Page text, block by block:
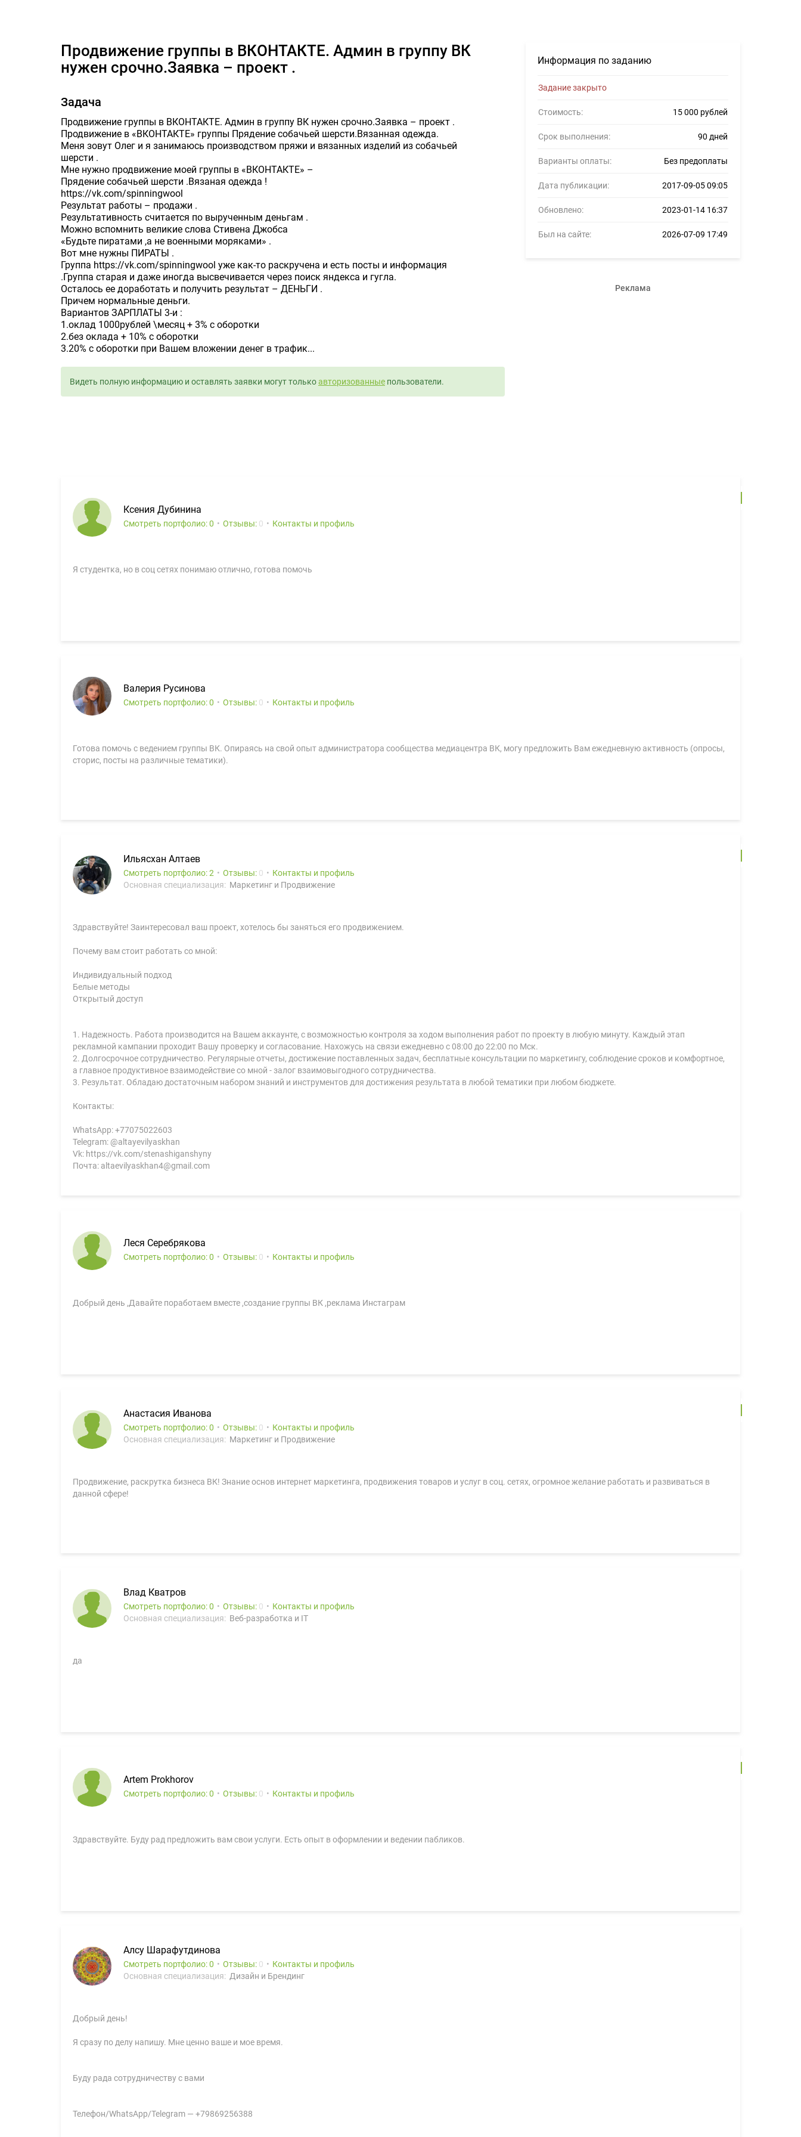
Информация по заданию
Задание закрыто
Стоимость: 15 000 рублей
Срок выполнения: 90 дней
Варианты оплаты: Без предоплаты
Дата публикации: 2017-09-05 09:05
Обновлено: 2023-01-14 16:37
Был на сайте: 2026-07-09 17:49
Реклама
Продвижение группы в ВКОНТАКТЕ. Админ в группу ВК
нужен срочно.Заявка – проект .
Задача
Продвижение группы в ВКОНТАКТЕ. Админ в группу ВК нужен срочно.Заявка – проект .
Продвижение в «ВКОНТАКТЕ» группы Прядение собачьей шерсти.Вязанная одежда.
Меня зовут Олег и я занимаюсь производством пряжи и вязанных изделий из собачьей
шерсти .
Мне нужно продвижение моей группы в «ВКОНТАКТЕ» –
Прядение собачьей шерсти .Вязаная одежда !
https://vk.com/spinningwool
Результат работы – продажи .
Результативность считается по вырученным деньгам .
Можно вспомнить великие слова Стивена Джобса
«Будьте пиратами ,а не военными моряками» .
Вот мне нужны ПИРАТЫ .
Группа https://vk.com/spinningwool уже как-то раскручена и есть посты и информация
.Группа старая и даже иногда высвечивается через поиск яндекса и гугла.
Осталось ее доработать и получить результат – ДЕНЬГИ .
Причем нормальные деньги.
Вариантов ЗАРПЛАТЫ 3-и :
1.оклад 1000рублей \месяц + 3% с оборотки
2.без оклада + 10% с оборотки
3.20% с оборотки при Вашем вложении денег в трафик...
Видеть полную информацию и оставлять заявки могут толькоавторизованные пользователи.
Ксения Дубинина
Смотреть портфолио: 0 Отзывы: 0 Контакты и профиль
Я студентка, но в соц сетях понимаю отлично, готова помочь
Валерия Русинова
Смотреть портфолио: 0 Отзывы: 0 Контакты и профиль
Готова помочь с ведением группы ВК. Опираясь на свой опыт администратора сообщества медиацентра ВК, могу предложить Вам ежедневную активность (опросы,
сторис, посты на различные тематики).
Ильясхан Алтаев
Смотреть портфолио: 2 Отзывы: 0
Контакты и профиль
Основная специализация: Маркетинг и Продвижение
Здравствуйте! Заинтересовал ваш проект, хотелось бы заняться его продвижением.
Почему вам стоит работать со мной:
Индивидуальный подход
Белые методы
Открытый доступ
1. Надежность. Работа производится на Вашем аккаунте, с возможностью контроля за ходом выполнения работ по проекту в любую минуту. Каждый этап
рекламной кампании проходит Вашу проверку и согласование. Нахожусь на связи ежедневно с 08:00 до 22:00 по Мск.
2. Долгосрочное сотрудничество. Регулярные отчеты, достижение поставленных задач, бесплатные консультации по маркетингу, соблюдение сроков и комфортное,
а главное продуктивное взаимодействие со мной - залог взаимовыгодного сотрудничества.
3. Результат. Обладаю достаточным набором знаний и инструментов для достижения результата в любой тематики при любом бюджете.
Контакты:
WhatsApp: +77075022603
Telegram: @altayevilyaskhan
Vk: https://vk.com/stenashiganshyny
Почта: altaevilyaskhan4@gmail.com
Леся Серебрякова
Смотреть портфолио: 0 Отзывы: 0 Контакты и профиль
Добрый день ,Давайте поработаем вместе ,создание группы ВК ,реклама Инстаграм
Анастасия Иванова
Смотреть портфолио: 0 Отзывы: 0
Контакты и профиль
Основная специализация: Маркетинг и Продвижение
Продвижение, раскрутка бизнеса ВК! Знание основ интернет маркетинга, продвижения товаров и услуг в соц. сетях, огромное желание работать и развиваться в
данной сфере!
Влад Кватров
Смотреть портфолио: 0 Отзывы: 0
Контакты и профиль
Основная специализация: Веб-разработка и IT
да
Artem Prokhorov
Смотреть портфолио: 0 Отзывы: 0 Контакты и профиль
Здравствуйте. Буду рад предложить вам свои услуги. Есть опыт в оформлении и ведении пабликов.
Алсу Шарафутдинова
Смотреть портфолио: 0 Отзывы: 0
Контакты и профиль
Основная специализация: Дизайн и Брендинг
Добрый день!
Я сразу по делу напишу. Мне ценно ваше и мое время.
Буду рада сотрудничеству с вами
Телефон/WhatsApp/Telegram — +79869256388